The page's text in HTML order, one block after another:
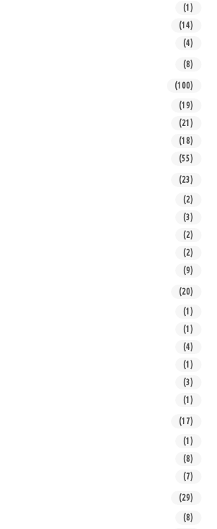
(1)
(14)
(4)
(8)
(100)
(19)
(21)
(18)
(55)
(23)
(2)
(3)
(2)
(2)
(9)
(20)
(1)
(1)
(4)
(1)
(3)
(1)
(17)
(1)
(8)
(7)
(29)
(8)